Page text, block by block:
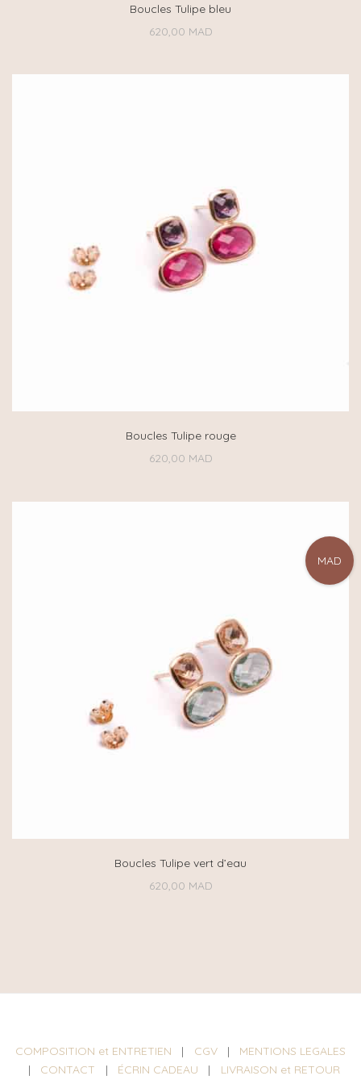
Boucles Tulipe bleu
620,00 MAD
Boucles Tulipe rouge
620,00 MAD
Boucles Tulipe vert d’eau
620,00 MAD
COMPOSITION et ENTRETIEN | CGV |
MENTIONS LEGALES
|
CONTACT | ÉCRIN CADEAU | LIVRAISON et RETOUR
MAD